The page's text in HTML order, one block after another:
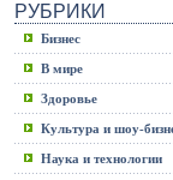
РУБРИКИ
Бизнес
В мире
Здоровье
Культура и шоу-
Наука и технологии